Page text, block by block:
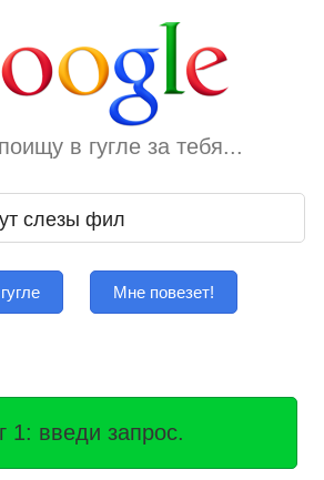
в гугле за тебя...
Мне повезет!
1: введи запрос.